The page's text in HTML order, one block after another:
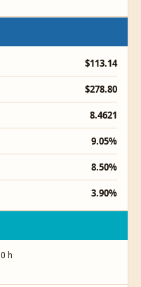
$113.14
$278.80
8.4621
9.05%
8.50%
3.90%
h